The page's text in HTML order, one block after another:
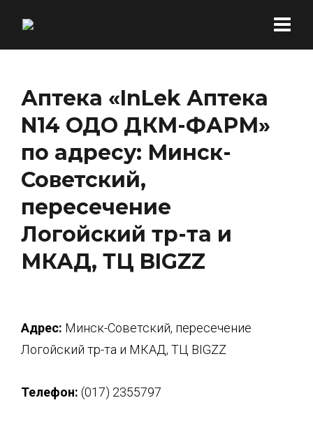
Аптека «InLek Аптека
N14 ОДО ДКМ-ФАРМ»
по адресу: Минск-
Советский,
пересечение
Логойский тр-та и
МКАД, ТЦ BIGZZ
Адрес: Минск-Советский, пересечение
Логойский тр-та и МКАД, ТЦ BIGZZ
Телефон: (017) 2355797